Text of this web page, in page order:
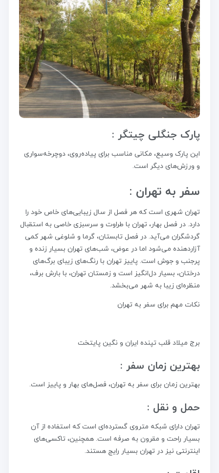
پارک جنگلی چیتگر :
این پارک وسیع، مکانی مناسب برای پیاده‌روی، دوچرخه‌سواری
و ورزش‌های دیگر است.
سفر به تهران :
تهران شهری است که هر فصل از سال زیبایی‌های خاص خود را
دارد. در فصل بهار، تهران با طراوت و سرسبزی خاصی به استقبال
گردشگران می‌آید. در فصل تابستان، گرما و شلوغی شهر کمی
آزاردهنده می‌شود اما در عوض، شب‌های تهران بسیار زنده و
پرجنب و جوش است. پاییز تهران با رنگ‌های زیبای برگ‌های
درختان، بسیار دل‌انگیز است و زمستان تهران، با بارش برف،
منظره‌ای زیبا به شهر می‌بخشد.
نکات مهم برای سفر به تهران
برج میلاد قلب تپنده ایران و نگین پایتخت
بهترین زمان سفر :
بهترین زمان برای سفر به تهران، فصل‌های بهار و پاییز است.
حمل و نقل :
تهران دارای شبکه متروی گسترده‌ای است که استفاده از آن
بسیار راحت و مقرون به صرفه است. همچنین، تاکسی‌های
اینترنتی نیز در تهران بسیار رایج هستند.